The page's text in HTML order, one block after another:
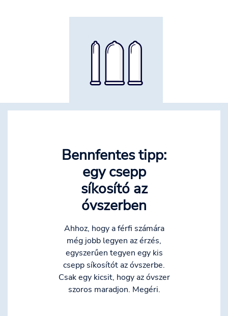
Bennfentes tipp:
egy csepp
síkosító az
óvszerben
Ahhoz, hogy a férfi számára
még jobb legyen az érzés,
egyszerűen tegyen egy kis
csepp síkosítót az óvszerbe.
Csak egy kicsit, hogy az óvszer
szoros maradjon. Megéri.